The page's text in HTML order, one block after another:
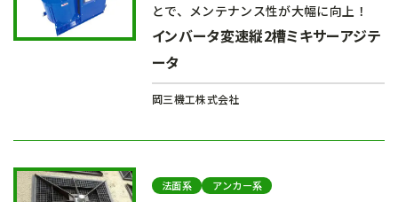
とで、メンテナンス性が大幅に向上！
インバータ変速縦2槽ミキサーアジテ
ータ
岡三機工株式会社
法面系 アンカー系